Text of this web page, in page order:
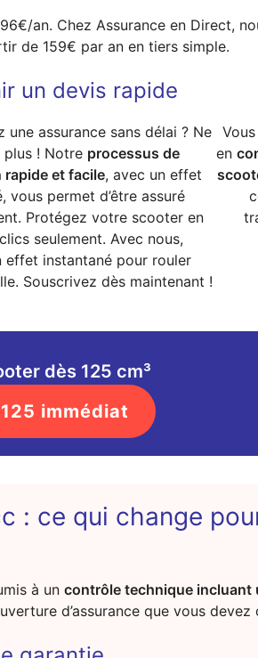
an. Chez Assurance en Direct,
de 159€ par an en tiers simple.
un devis rapide
une assurance sans délai ? Ne
plus ! Notre processus de
et facile, avec un effet
vous permet d’être assuré
Protégez votre scooter en
seulement. Avec nous,
effet instantané pour rouler
Souscrivez dès maintenant !
en
dès 125 cm³
immédiat
: ce qui change
à un contrôle technique incluant
d’assurance que vous devez